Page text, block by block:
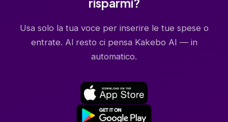
risparmi?
Usa solo la tua voce per inserire le tue spese o
entrate. Al resto ci pensa Kakebo AI — in
automatico.